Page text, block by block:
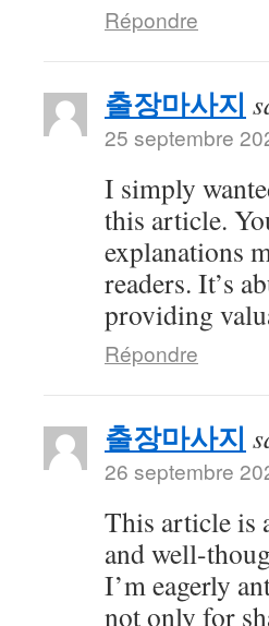
Répondre
출장마사지
25 septembre
I simply
this article.
explanations
readers. It’s
providing
Répondre
출장마사지
26 septembre
This article is
and well-
I’m eagerly
not only for